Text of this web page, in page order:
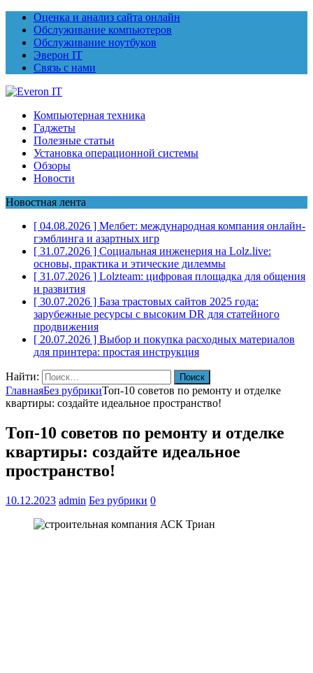
Оценка и анализ сайта онлайн
Обслуживание компьютеров
Обслуживание ноутбуков
Эверон IT
Связь с нами
Компьютерная техника
Гаджеты
Полезные статьи
Установка операционной системы
Обзоры
Новости
Новостная лента
[ 04.08.2026 ] Мелбет: международная компания онлайн-
гэмблинга и азартных игр
[ 31.07.2026 ] Социальная инженерия на Lolz.live:
основы, практика и этические дилеммы
[ 31.07.2026 ] Lolzteam: цифровая площадка для общения
и развития
[ 30.07.2026 ] База трастовых сайтов 2025 года:
зарубежные ресурсы с высоким DR для статейного
продвижения
[ 20.07.2026 ] Выбор и покупка расходных материалов
для принтера: простая инструкция
Найти:
ГлавнаяБез рубрикиТоп-10 советов по ремонту и отделке
квартиры: создайте идеальное пространство!
Топ-10 советов по ремонту и отделке
квартиры: создайте идеальное
пространство!
10.12.2023 admin Без рубрики 0